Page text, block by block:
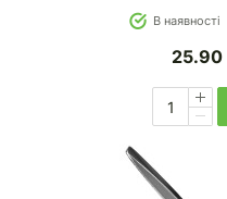
В наявності
25.90